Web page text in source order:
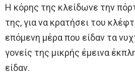
Η κόρης της κλείδωνε την
της, για να κρατήσει του
επόμενη μέρα που είδαν τα
γονείς της μικρής έμεινα
είδαν.